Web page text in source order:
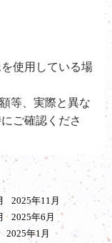
使用している場
等、実際と異な
ご確認くださ
2025年11月
2025年6月
2025年1月